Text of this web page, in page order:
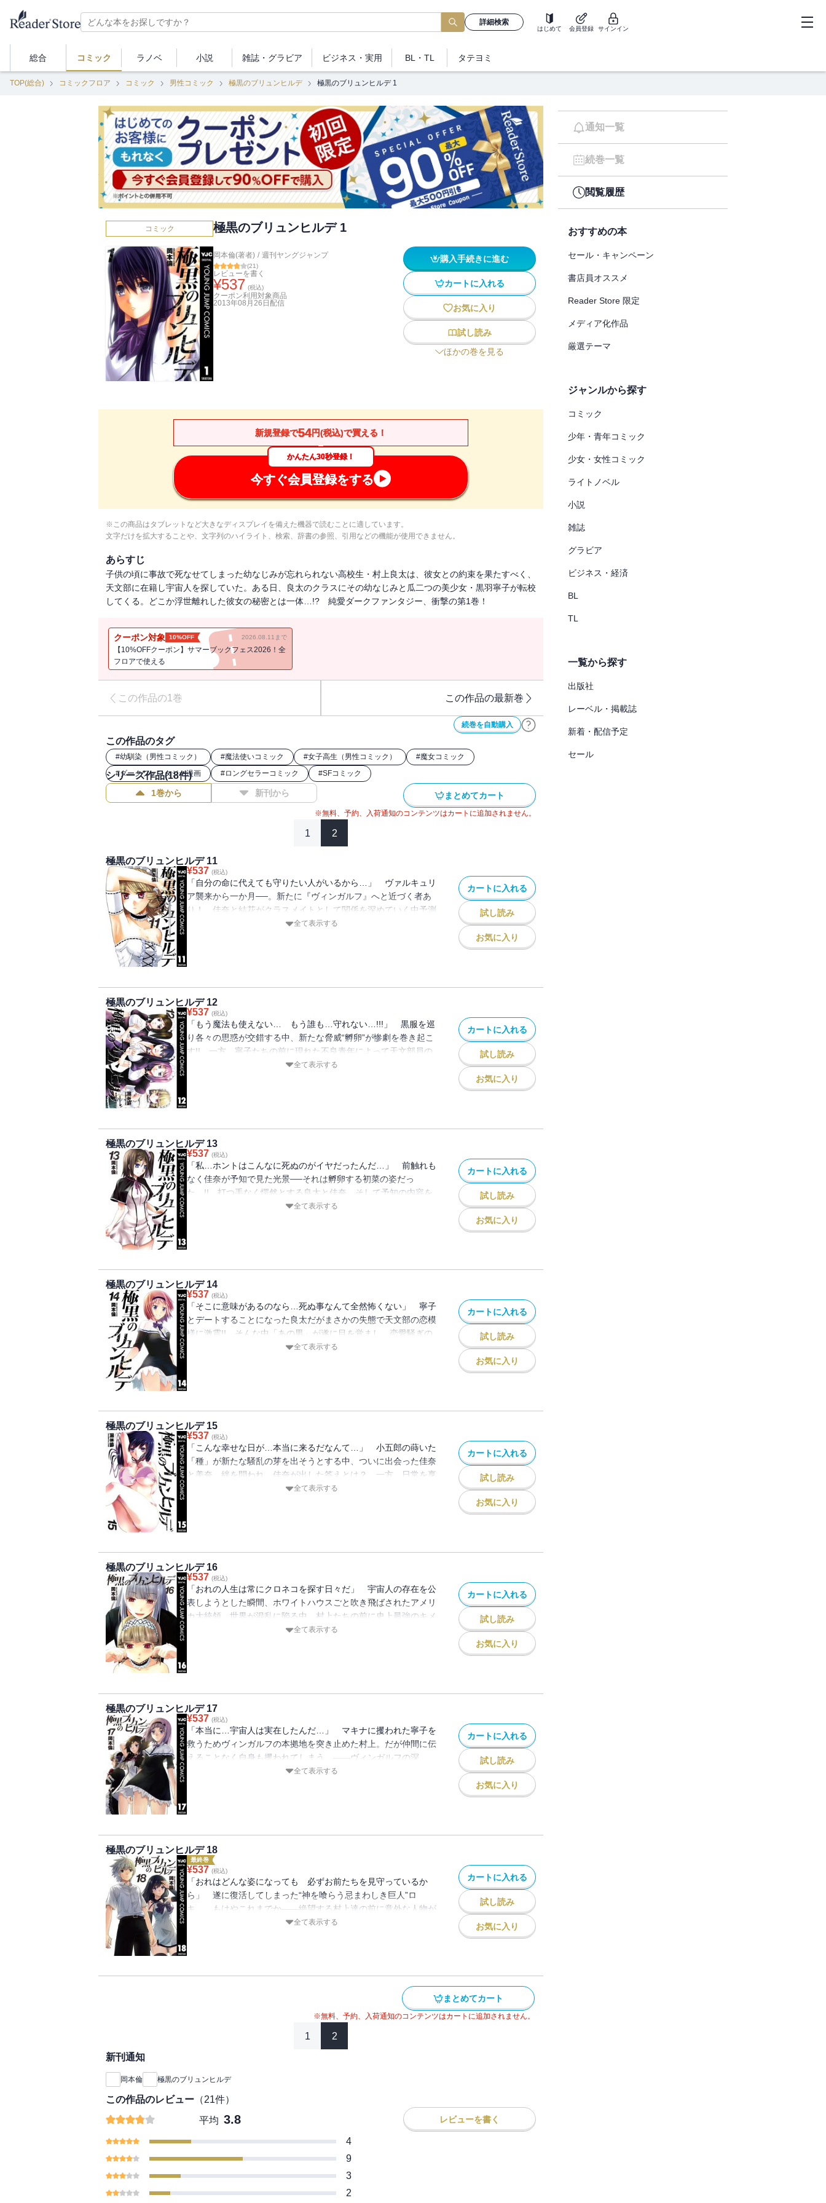
詳細検索
はじめて 会員登録 サインイン
総合 コミック ラノベ 小説 雑誌・ グラビア ビジネス ・実用 BL・TL タテヨミ
TOP(総合) コミックフロア コミック 男性コミック 極黒のブリュンヒルデ 極黒のブリュンヒルデ 1
コミック 極黒のブリュンヒルデ 1
岡本倫(著者) / 週刊ヤングジャンプ
(21)
レビューを書く
¥537 (税込)
クーポン利用対象商品
2013年08月26日 配信
購入手続きに進む
カートに入れる
お気に入り
試し読み
ほかの巻を見る
新規登録で54円(税込)で買える！
かんたん30秒登録！
今すぐ会員登録をする
※この商品はタブレットなど大きなディスプレイを備えた機器で読むことに適しています。
文字だけを拡大することや、文字列のハイライト、検索、辞書の参照、引用などの機能が使用できません。
あらすじ
子供の頃に事故で死なせてしまった幼なじみが忘れられない高校生・村上良太は、彼女との約束を果たすべく、
天文部に在籍し宇宙人を探していた。ある日、良太のクラスにその幼なじみと瓜二つの美少女・黒羽寧子が転校
してくる。どこか浮世離れした彼女の秘密とは一体…!? 純愛ダークファンタジー、衝撃の第1巻！
クーポン対象 10%OFF 2026.08.11まで
【10%OFFクーポン】サマーブックフェス2026！全
フロアで使える
この作品の1巻 この作品の最新巻
続巻を自動購入
この作品のタグ
#幼馴染（男性コミック） #魔法使いコミック #女子高生（男性コミック） #魔女コミック
#ダークファンタジー漫画 #ロングセラーコミック #SFコミック
シリーズ作品(18件)
1巻から 新刊から まとめてカート
※無料、予約、入荷通知のコンテンツはカートに追加されません。
1 2
極黒のブリュンヒルデ 11
¥537 (税込)
「自分の命に代えても守りたい人がいるから…」 ヴァルキュリ
ア襲来から一か月──。新たに『ヴィンガルフ』へと近づく者あ
り！ 佳奈と結花がクラスメイトとして関係を深めていく中予測
不能の脅威が2人を襲う…!? 衝撃の第二幕、突入！
全て表示する
カートに入れる
試し読み
お気に入り
極黒のブリュンヒルデ 12
¥537 (税込)
「もう魔法も使えない… もう誰も…守れない…!!!」 黒服を巡
り各々の思惑が交錯する中、新たな脅威“孵卵”が惨劇を巻き起こ
す!! 一方、寧子たちの前に現れた不良青年によって天文部員の
恋模様もここにきて急展開！ そんな平和な日常の中で佳奈
全て表示する
カートに入れる
試し読み
お気に入り
極黒のブリュンヒルデ 13
¥537 (税込)
「私…ホントはこんなに死ぬのがイヤだったんだ…」 前触れも
なく佳奈が予知で見た光景──それは孵卵する初菜の姿だっ
た…!! 打つ手なく愕然とする良太と佳奈。そして予知の内容を
知らされた初菜が残された僅かな時間に託したものとは…!?
全て表示する
カートに入れる
試し読み
お気に入り
極黒のブリュンヒルデ 14
¥537 (税込)
「そこに意味があるのなら…死ぬ事なんて全然怖くない」 寧子
とデートすることになった良太だがまさかの失態で天文部の恋模
様に激震!! そんな中「あの男」が遂に目を覚まし、恋愛騒ぎの
余波は予想しえない方向に── そしてカズミの気持ちに対して
全て表示する
カートに入れる
試し読み
お気に入り
極黒のブリュンヒルデ 15
¥537 (税込)
「こんな幸せな日が…本当に来るだなんて…」 小五郎の蒔いた
「種」が新たな騒乱の芽を出そうとする中、ついに出会った佳奈
と美奈。絆を問われ、佳奈が出した答えとは？ 一方、日常を享
受する魔女たちは、初菜を「犠牲」にし修学旅行へ──。
全て表示する
カートに入れる
試し読み
お気に入り
極黒のブリュンヒルデ 16
¥537 (税込)
「おれの人生は常にクロネコを探す日々だ」 宇宙人の存在を公
表しようとした瞬間、ホワイトハウスごと吹き飛ばされたアメリ
カ大統領。世界が混乱に陥る中、村上たちの前に史上最強のキメ
ラ・マキナが姿を現した。圧倒的な力で為す術なく攫われる寧子
全て表示する
カートに入れる
試し読み
お気に入り
極黒のブリュンヒルデ 17
¥537 (税込)
「本当に…宇宙人は実在したんだ…」 マキナに攫われた寧子を
救うためヴィンガルフの本拠地を突き止めた村上。だが仲間に伝
えることなく自身も攫われてしまう。――ヴィンガルフの深
部、“龕”で村上はついに宇宙人と対面する。そして組織の目的、
全て表示する
カートに入れる
試し読み
お気に入り
極黒のブリュンヒルデ 18
最終巻
¥537 (税込)
「おれはどんな姿になっても 必ずお前たちを見守っているか
ら」 遂に復活してしまった“神を喰らう忌まわしき巨人”ロ
キ。 もはやこれまでか――絶望する村上達の前に意外な人物が
現れる。そして物語は怒涛のクライマックスへ――!!
全て表示する
カートに入れる
試し読み
お気に入り
まとめてカート
※無料、予約、入荷通知のコンテンツはカートに追加されません。
1 2
新刊通知
岡本倫 極黒のブリュンヒルデ
この作品のレビュー （21件）
平均 3.8 レビューを書く
4
9
3
2
通知一覧
続巻一覧
閲覧履歴
おすすめの本
セール・キャンペーン
書店員オススメ
Reader Store 限定
メディア化作品
厳選テーマ
ジャンルから探す
コミック
少年・青年コミック
少女・女性コミック
ライトノベル
小説
雑誌
グラビア
ビジネス・経済
BL
TL
一覧から探す
出版社
レーベル・掲載誌
新着・配信予定
セール